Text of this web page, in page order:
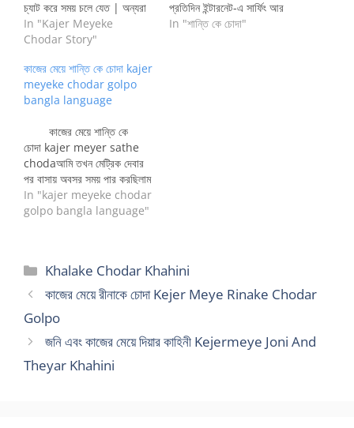
চ্যাট করে সময় চলে যেত | অন্যরা
সবাই অফিসে অথবা ইউনিভের্সিতিতে
চলে যেত সকাল নয়টার ভিতরেই |
একটা কাজের মেয়ে ছিল, নাম তার
শান্তি |…
In "Kajer Meyeke
Chodar Story"
প্রতিদিন ইন্টারনেট-এ সার্ফিং আর
চ্যাট করে সময় চলে যেত | অন্যরা
In "শান্তি কে চোদা"
কাজের মেয়ে শান্তি কে চোদা kajer
meyeke chodar golpo
bangla language
কাজের মেয়ে শান্তি কে
চোদা kajer meyer sathe
chodaআমি তখন মেট্রিক দেবার
পর বাসায় অবসর সময় পার করছিলাম
| প্রতিদিন ইন্টারনেট-এ সার্ফিং আর
চ্যাট করে সময়…
In "kajer meyeke chodar
golpo bangla language"
Categories
Khalake Chodar Khahini
কাজের মেয়ে রীনাকে চোদা Kejer Meye Rinake Chodar
Golpo
জনি এবং কাজের মেয়ে দিয়ার কাহিনী Kejermeye Joni And
Theyar Khahini